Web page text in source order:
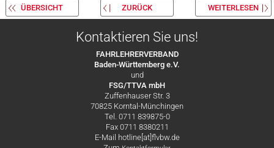
ÜBERSICHT ZURÜCK WEITERLESEN
Kontaktieren Sie uns!
FAHRLEHRERVERBAND
Baden-Württemberg e.V.
und
FSG/TTVA mbH
Zuffenhauser Str. 3
70825 Korntal-Münchingen
Tel. 0711 839875-0
Fax 0711 8380211
E-Mail hotline[at]flvbw.de